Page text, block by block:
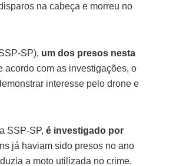
na cabeça e morreu no
SP), um dos presos nesta
acordo com as investigações, o
interesse pelo drone e
SSP-SP, é investigado por
já haviam sido presos no ano
a moto utilizada no crime.